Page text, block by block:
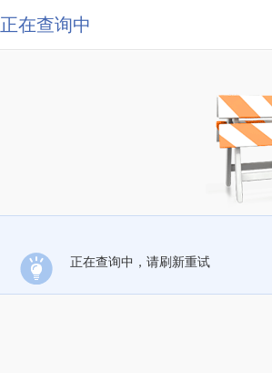
正在查询中
正在查询中，请刷新重试